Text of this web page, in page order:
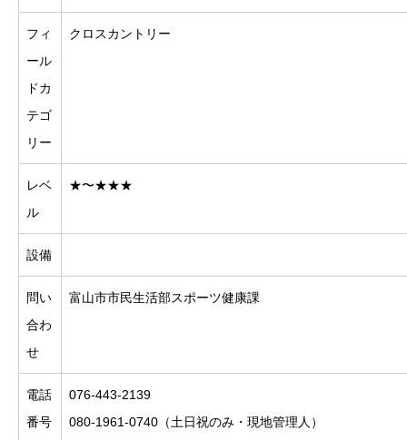
フィ
ール
ドカ
テゴ
リー
クロスカントリー
レベ
ル
★〜★★★
設備
問い
合わ
せ
富山市市民生活部スポーツ健康課
電話
番号
076-443-2139
080-1961-0740（土日祝のみ・現地管理人）